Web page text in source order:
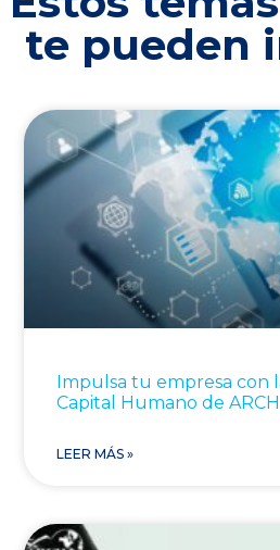
te pueden
Impulsa tu empresa con
Capital Humano de ARCH
LEER MÁS »